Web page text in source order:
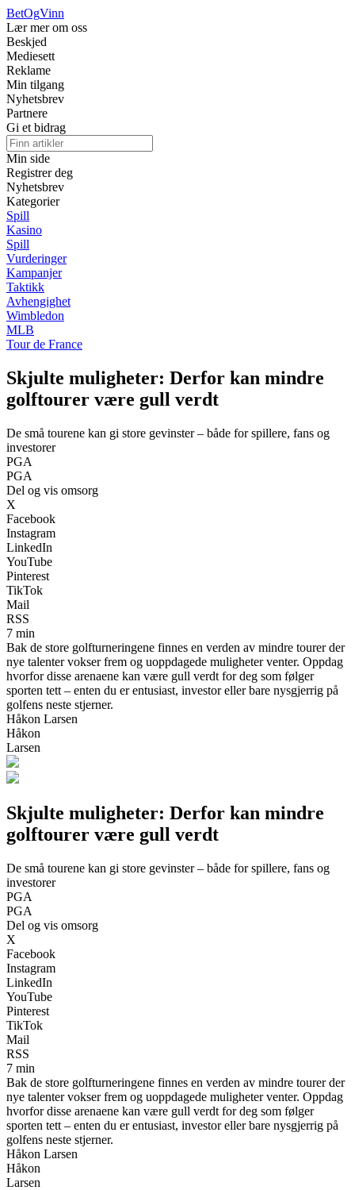
BetOgVinn
Lær mer om oss
Beskjed
Mediesett
Reklame
Min tilgang
Nyhetsbrev
Partnere
Gi et bidrag
Min side
Registrer deg
Nyhetsbrev
Kategorier
Spill
Kasino
Spill
Vurderinger
Kampanjer
Taktikk
Avhengighet
Wimbledon
MLB
Tour de France
Skjulte muligheter: Derfor kan mindre
golftourer være gull verdt
De små tourene kan gi store gevinster – både for spillere, fans og
investorer
PGA
PGA
Del og vis omsorg
X
Facebook
Instagram
LinkedIn
YouTube
Pinterest
TikTok
Mail
RSS
7 min
Bak de store golfturneringene finnes en verden av mindre tourer der
nye talenter vokser frem og uoppdagede muligheter venter. Oppdag
hvorfor disse arenaene kan være gull verdt for deg som følger
sporten tett – enten du er entusiast, investor eller bare nysgjerrig på
golfens neste stjerner.
Håkon Larsen
Håkon
Larsen
Skjulte muligheter: Derfor kan mindre
golftourer være gull verdt
De små tourene kan gi store gevinster – både for spillere, fans og
investorer
PGA
PGA
Del og vis omsorg
X
Facebook
Instagram
LinkedIn
YouTube
Pinterest
TikTok
Mail
RSS
7 min
Bak de store golfturneringene finnes en verden av mindre tourer der
nye talenter vokser frem og uoppdagede muligheter venter. Oppdag
hvorfor disse arenaene kan være gull verdt for deg som følger
sporten tett – enten du er entusiast, investor eller bare nysgjerrig på
golfens neste stjerner.
Håkon Larsen
Håkon
Larsen